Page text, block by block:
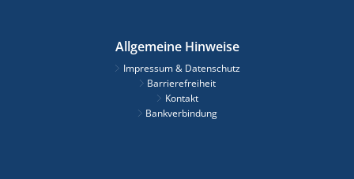
Allgemeine Hinweise
Impressum & Datenschutz
Barrierefreiheit
Kontakt
Bankverbindung